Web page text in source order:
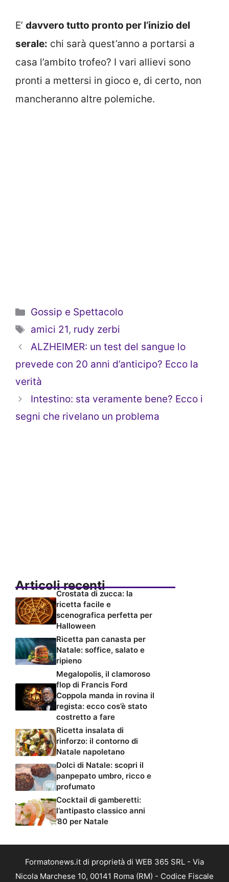
E’ davvero tutto pronto per l’inizio del
serale: chi sarà quest’anno a portarsi a
casa l’ambito trofeo? I vari allievi sono
pronti a mettersi in gioco e, di certo, non
mancheranno altre polemiche.
Categorie
Gossip e Spettacolo
Tag
amici 21, rudy zerbi
ALZHEIMER: un test del sangue lo
prevede con 20 anni d’anticipo? Ecco la
verità
Intestino: sta veramente bene? Ecco i
segni che rivelano un problema
Articoli recenti
Crostata di zucca: la
ricetta facile e
scenografica perfetta per
Halloween
Ricetta pan canasta per
Natale: soffice, salato e
ripieno
Megalopolis, il clamoroso
flop di Francis Ford
Coppola manda in rovina il
regista: ecco cos’è stato
costretto a fare
Ricetta insalata di
rinforzo: il contorno di
Natale napoletano
Dolci di Natale: scopri il
panpepato umbro, ricco e
profumato
Cocktail di gamberetti:
l’antipasto classico anni
’80 per Natale
Formatonews.it di proprietà di WEB 365 SRL - Via
Nicola Marchese 10, 00141 Roma (RM) - Codice Fiscale